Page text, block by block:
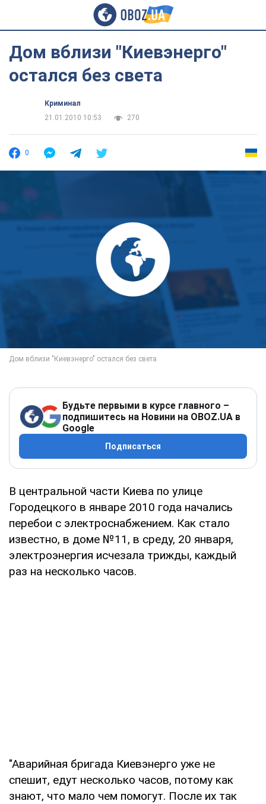
Дом вблизи "Киевэнерго"
остался без света
Криминал
21.01.2010 10:53
270
0
Будьте первыми в курсе главного –
подпишитесь на Новини на OBOZ.UA в
Google
Подписаться
В центральной части Киева по улице
Городецкого в январе 2010 года начались
перебои с электроснабжением. Как стало
известно, в доме №11, в среду, 20 января,
электроэнергия исчезала трижды, каждый
раз на несколько часов.
"Аварийная бригада Киевэнерго уже не
спешит, едут несколько часов, потому как
знают, что мало чем помогут. После их так